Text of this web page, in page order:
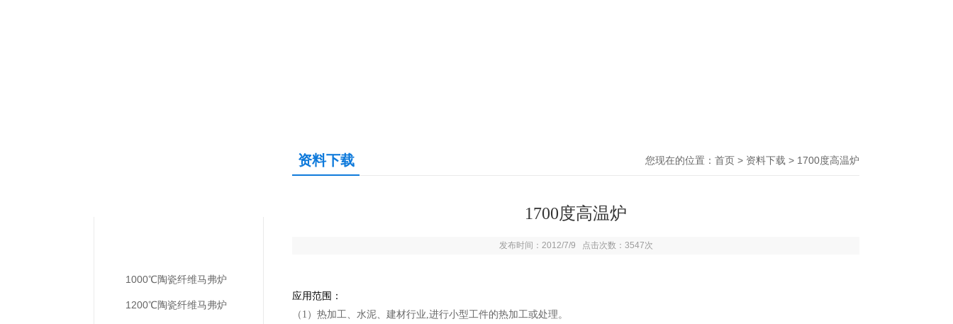
1000℃陶瓷纤维马弗炉
1200℃陶瓷纤维马弗炉
资料下载 您现在的位置： 首页 > 资料下载 > 1700度高温炉
1700度高温炉
发布时间：2012/7/9 点击次数：3547次
应用范围：
（1）热加工、水泥、建材行业,进行小型工件的热加工或处理。